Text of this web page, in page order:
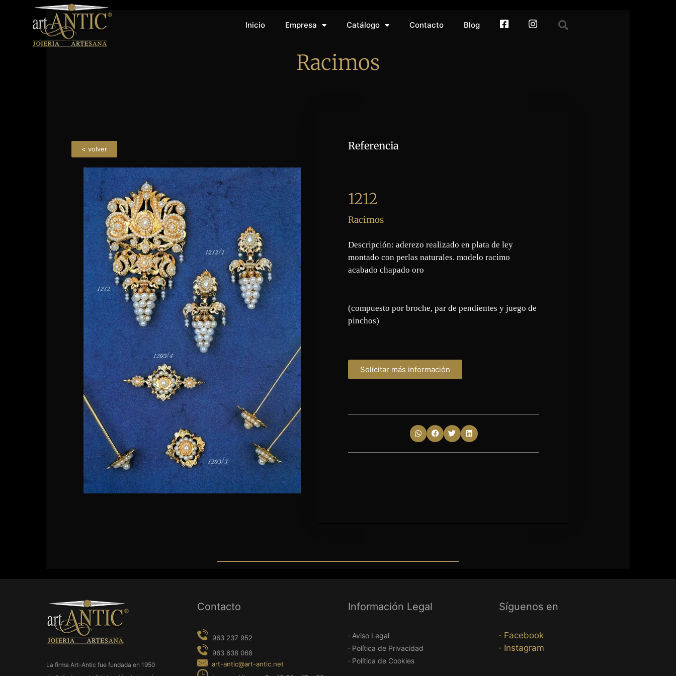
Inicio Empresa Catálogo Contacto Blog facebookInstagram
Racimos
< volver Referencia
1212
Racimos
Descripción: aderezo realizado en plata de ley
montado con perlas naturales. modelo racimo
acabado chapado oro
(compuesto por broche, par de pendientes y juego de
pinchos)
Solicitar más información
La firma Art-Antic fue fundada en 1950
Contacto
art-antic@art-antic.net
Información Legal
· Aviso Legal
· Política de Privacidad
· Política de Cookies
Síguenos en
· Facebook
· Instagram